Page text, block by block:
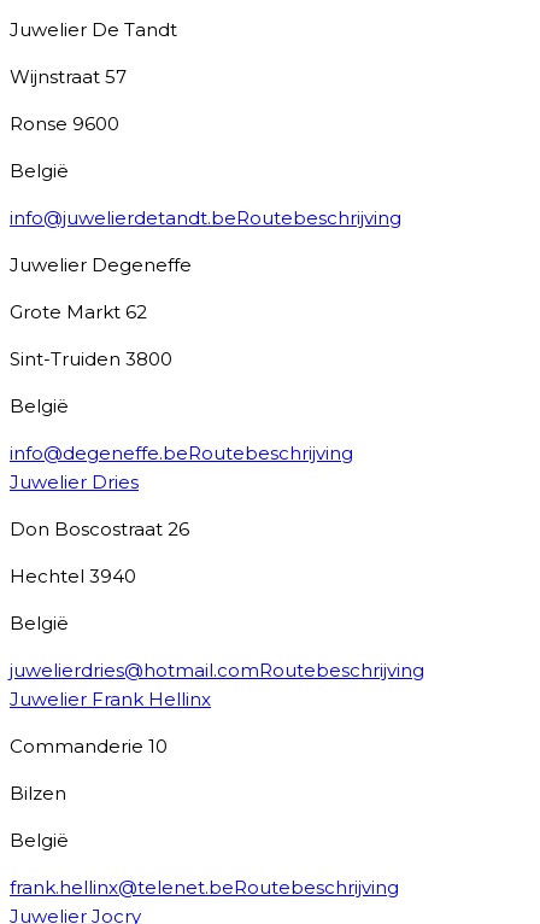
Juwelier De Tandt
Wijnstraat 57
Ronse 9600
België
info@juwelierdetandt.beRoutebeschrijving
Juwelier Degeneffe
Grote Markt 62
Sint-Truiden 3800
België
info@degeneffe.beRoutebeschrijving
Juwelier Dries
Don Boscostraat 26
Hechtel 3940
België
juwelierdries@hotmail.comRoutebeschrijving
Juwelier Frank Hellinx
Commanderie 10
Bilzen
België
frank.hellinx@telenet.beRoutebeschrijving
Juwelier Jocry